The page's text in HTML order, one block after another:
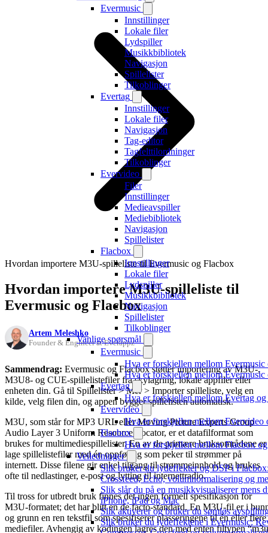
Evermusic
Innstillinger
Lokale filer
Lydspiller
Musikkbibliotek
Navigasjon
Spillelister
Tilkoblinger
Evertag
Innstillinger
Lokale filer
Navigasjon
Tag-editor
Tagfelttilordninger
Tilkoblinger
Evervideo
Filer
Innstillinger
Medieavspiller
Mediebibliotek
Navigasjon
Spillelister
Flacbox
Innstillinger
Lokale filer
Lydspiller
Musikkbibliotek
Navigasjon
Spillelister
Tilkoblinger
Vanlige spørsmål
Evermusic
Hva er forskjellen mellom Evermusic
Hva er forskjellen mellom Evermusic
Evertag
Hva er forskjellen mellom Evertag
Evervideo
Hva er forskjellen mellom Evervideo
Flacbox
Hva er forskjellen mellom Flacbox
Veiledninger
Slik bruker du lydeffekter og DSP i
Crossfeed, Echo, volumnormalisering og
Slik slår du på en musikkvisualiserer mens
iPhone, iPad og Mac
Slik aktiverer og bruker du sømløs
Slik bruker du lydeffektene i Evermusic:
Hvordan importere M3U-spilleliste til Evermusic og Flacbox
Hvordan importere M3U-spilleliste til
Evermusic og Flacbox
Artem Meleshko
Founder & Engineer at Everappz
Sammendrag: Evermusic og Flacbox støtter importering av M3U-,
M3U8- og CUE-spillelistefiler fra skylagring, lokale appfiler eller
enheten din. Gå til Spillelister > Mer > Importer spilleliste, velg en
kilde, velg filen din, og appen bygger spillelisten automatisk.
M3U, som står for MP3 URL eller Moving Picture Experts Group
Audio Layer 3 Uniform Resource Locator, er et datafilformat som
brukes for multimediespillelister. En av de primære bruksområdene er
lage spillelistefiler med én oppføring som peker til strømmer på
internett. Disse filene gir enkel tilgang til strømmeinnhold og brukes
ofte til nedlastinger, e-post og lytting til internettradio.
Til tross for utbredt bruk finnes det ingen formell spesifikasjon for
M3U-formatet; det har blitt en de facto-standard. En M3U-fil er i
og grunn en ren tekstfil som spesifiserer plasseringene til én eller flere
mediefiler. Avhengig av kodingen lagres den med enten filtypen